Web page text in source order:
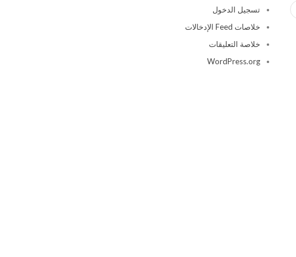
تسجيل الدخول
خلاصات Feed الإدخالات
خلاصة التعليقات
WordPress.org